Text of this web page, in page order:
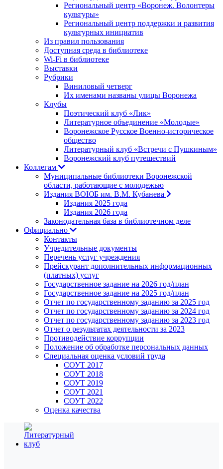
Региональный центр «Воронеж. Волонтеры
культуры»
Региональный центр поддержки и развития
культурных инициатив
Из правил пользования
Доступная среда в библиотеке
Wi-Fi в библиотеке
Выставки
Рубрики
Виниловый четверг
Их именами названы улицы Воронежа
Клубы
Поэтический клуб «Лик»
Литературное объединение «Молодые»
Воронежское Русское Военно-историческое
общество
Литературный клуб «Встречи с Пушкиным»
Воронежский клуб путешествий
Коллегам
Муниципальные библиотеки Воронежской
области, работающие с молодежью
Издания ВОЮБ им. В.М. Кубанева
Издания 2025 года
Издания 2026 года
Законодательная база в библиотечном деле
Официально
Контакты
Учредительные документы
Перечень услуг учреждения
Прейскурант дополнительных информационных
(платных) услуг
Государственное задание на 2026 год/план
Государственное задание на 2025 год/план
Отчет по государственному заданию за 2025 год
Отчет по государственному заданию за 2024 год
Отчет по государственному заданию за 2023 год
Отчет о результатах деятельности за 2023
Противодействие коррупции
Положение об обработке персональных данных
Специальная оценка условий труда
СОУТ 2017
СОУТ 2018
СОУТ 2019
СОУТ 2021
СОУТ 2022
Оценка качества